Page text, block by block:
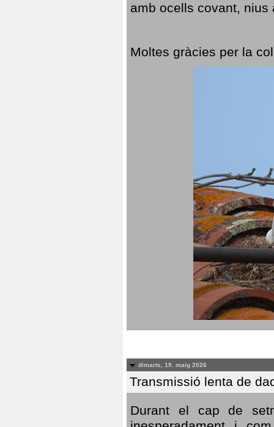
amb ocells covant,
Moltes gràcies per la
dimarts, 19. maig 2026
Transmissió lenta de
Durant el cap de